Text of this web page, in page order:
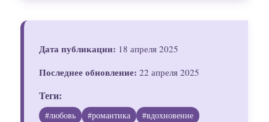
Дата публикации: 18 апреля 2025
Последнее обновление: 22 апреля 2025
Теги:
#любовь #романтика
#вдохновение